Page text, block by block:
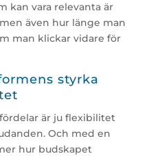
kan vara relevanta är
även hur länge man
man klickar vidare för
styrka
är ju flexibilitet
Och med en
hur budskapet